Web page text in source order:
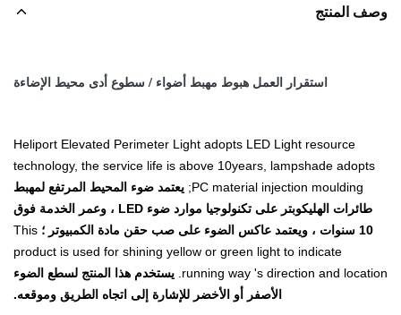
وصف المنتج
استقرار العمل هبوط مهبط أضواء / سطوع أدى محيط الإضاءة
Heliport Elevated Perimeter Light adopts LED Light resource
technology, the service life is above 10years, lampshade adopts
PC material injection moulding; يعتمد ضوء المحيط المرتفع لمهبط
طائرات الهليكوبتر على تكنولوجيا موارد ضوء LED ، وعمر الخدمة فوق
10 سنوات ، ويعتمد عاكس الضوء على صب حقن مادة الكمبيوتر ؛
This
product is used for shining yellow or green light to indicate
running way 's direction and location. يستخدم هذا المنتج لسطع الضوء
الأصفر أو الأخضر للإشارة إلى اتجاه الطريق وموقعه.